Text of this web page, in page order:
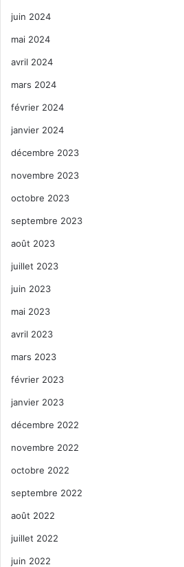
juin 2024
mai 2024
avril 2024
mars 2024
février 2024
janvier 2024
décembre 2023
novembre 2023
octobre 2023
septembre 2023
août 2023
juillet 2023
juin 2023
mai 2023
avril 2023
mars 2023
février 2023
janvier 2023
décembre 2022
novembre 2022
octobre 2022
septembre 2022
août 2022
juillet 2022
juin 2022